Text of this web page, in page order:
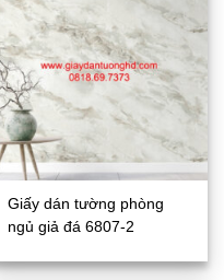
Giấy dán tường phòng
ngủ giả đá 6807-2